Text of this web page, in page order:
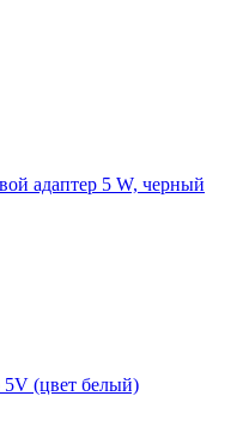
адаптер 5 W, черный
5V (цвет белый)